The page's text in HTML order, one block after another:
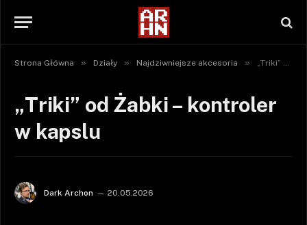
Strona Główna » Działy » Najdziwniejsze akcesoria » „Triki” od Żabki – kontroler w kapslu
„Triki” od Żabki – kontroler
w kapslu
Dark Archon 20.05.2026